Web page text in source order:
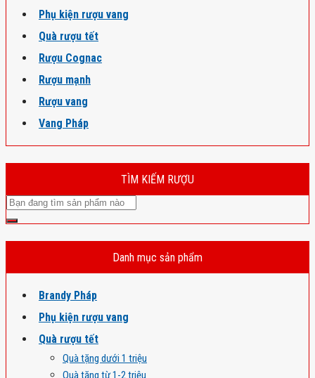
Phụ kiện rượu vang
Quà rượu tết
Rượu Cognac
Rượu mạnh
Rượu vang
Vang Pháp
TÌM KIẾM RƯỢU
Danh mục sản phẩm
Brandy Pháp
Phụ kiện rượu vang
Quà rượu tết
Quà tặng dưới 1 triệu
Quà tặng từ 1-2 triệu